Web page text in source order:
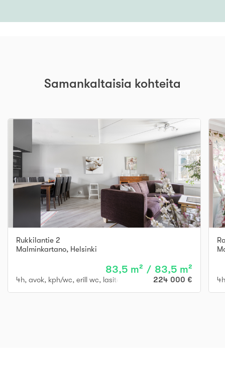
Samankaltaisia kohteita
Rukkilantie 2
Malminkartano, Helsinki
83,5 m² / 83,5 m²
4h, avok, kph/wc, erill wc, lasitettu parveke224 000 €